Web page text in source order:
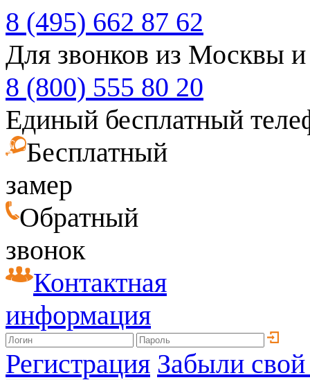
8 (495) 662 87 62
Для звонков из Москвы
8 (800) 555 80 20
Единый бесплатный
Бесплатный
замер
Обратный
звонок
Контактная
информация
Регистрация Забыли